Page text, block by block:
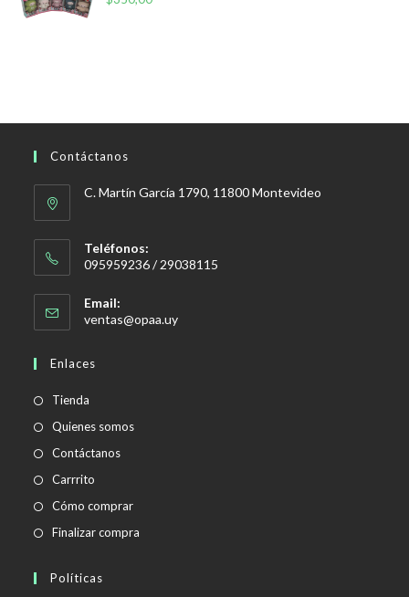
Contáctanos
C. Martín García 1790, 11800 Montevideo
Teléfonos:
095959236 / 29038115
Email:
ventas@opaa.uySe
Enlaces
Tienda
Quienes somos
Contáctanos
Carrrito
Cómo comprar
Finalizar compra
Políticas